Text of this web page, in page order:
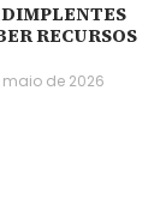
RECURSOS
maio de 2026